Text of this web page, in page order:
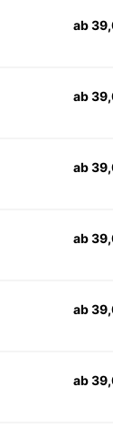
ab
ab
ab
ab
ab
ab